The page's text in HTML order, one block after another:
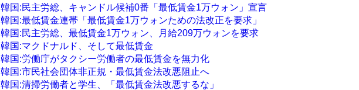
韓国:民主労総、キャンドル候補0番「最低賃金1万ウォン」宣言
韓国:最低賃金連帯「最低賃金1万ウォンための法改正を要求」
韓国:民主労総、最低賃金1万ウォン、月給209万ウォンを要求
韓国:マクドナルド、そして最低賃金
韓国:労働庁がタクシー労働者の最低賃金を無力化
韓国:市民社会団体非正規・最低賃金法改悪阻止へ
韓国:清掃労働者と学生、「最低賃金法改悪するな」